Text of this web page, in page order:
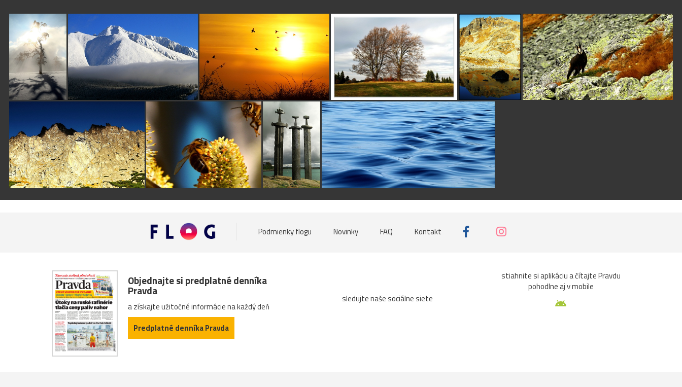
helkapred 13 rokmi
nádhera
Podmienky flogu Novinky FAQ Kontakt
Objednajte si predplatné denníka
Pravda
a získajte užitočné informácie na každý deň
Predplatné denníka Pravda
sledujte naše sociálne siete
stiahnite si aplikáciu a čítajte Pravdu
pohodlne aj v mobile